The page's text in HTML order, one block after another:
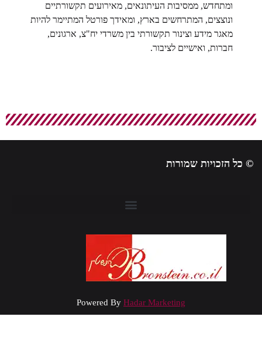
ומתחדש, ממסיבות העיתונאים, מאירועים תקשורתיים
ונוצצים, המתרחשים בארץ, ומאידך פורטל המתיימר להיות
מאגר מידע וצינור תקשורתי בין משרדי יח"צ, ארגונים,
חברות, ואישיים לציבור.
כל הזכויות שמורות
Powered ByHadar Marketing